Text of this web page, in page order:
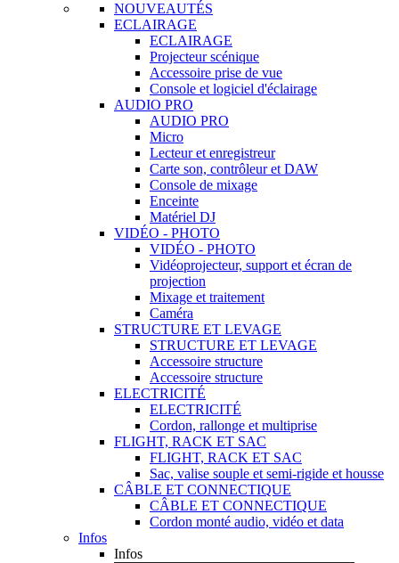
NOUVEAUTÉS
ECLAIRAGE
ECLAIRAGE
Projecteur scénique
Accessoire prise de vue
Console et logiciel d'éclairage
AUDIO PRO
AUDIO PRO
Micro
Lecteur et enregistreur
Carte son, contrôleur et DAW
Console de mixage
Enceinte
Matériel DJ
VIDÉO - PHOTO
VIDÉO - PHOTO
Vidéoprojecteur, support et écran de
projection
Mixage et traitement
Caméra
STRUCTURE ET LEVAGE
STRUCTURE ET LEVAGE
Accessoire structure
Accessoire structure
ELECTRICITÉ
ELECTRICITÉ
Cordon, rallonge et multiprise
FLIGHT, RACK ET SAC
FLIGHT, RACK ET SAC
Sac, valise souple et semi-rigide et housse
CÂBLE ET CONNECTIQUE
CÂBLE ET CONNECTIQUE
Cordon monté audio, vidéo et data
Infos
Infos